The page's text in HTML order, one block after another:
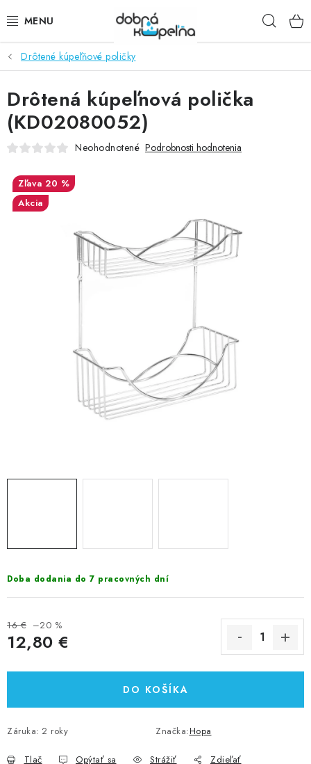
na
SPRCHOVÉ KÚTY
SPRCHOVÉ DVERE
BATÉRIE
KÚPEĽŇOVÝ NÁBYTOK
PRÍSLUŠENSTVO K SPRCHOVÝM KÚTOM A
NÁHRADNÉ DIELY
Doprava a Platby
Obchodné podmienky
Drôtené kúpeľňové poličky
Doba dodania do 7 pracovných dní
16 € –20 %
12,80 €
DO KOŠÍKA
Záruka: 2 roky Značka:Hopa
Tlač Opýtať sa Strážiť Zdieľať
Drôtená kúpeľnová polička
(KD02080052)
Neohodnotené Podrobnosti hodnotenia
20 %
Akcia